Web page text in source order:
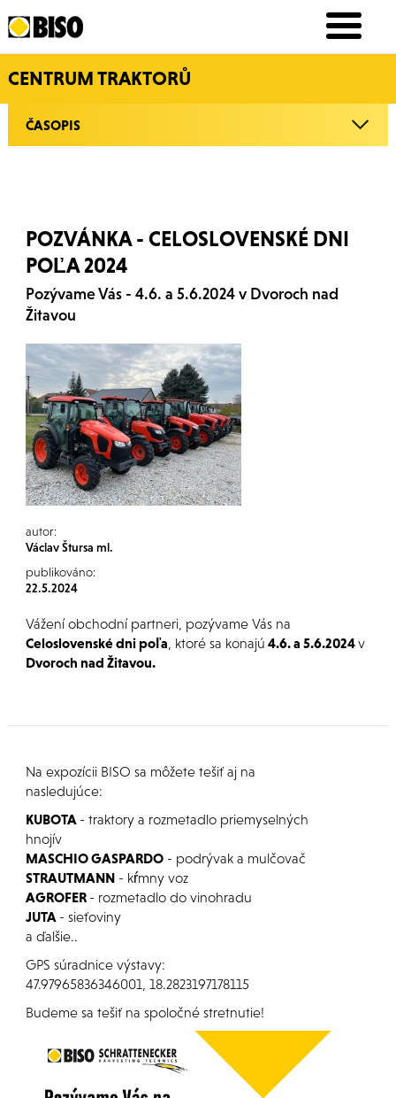
CENTRUM TRAKTORŮ
ČASOPIS
POZVÁNKA - CELOSLOVENSKÉ DNI
POĽA 2024
Pozývame Vás - 4.6. a 5.6.2024 v Dvoroch nad
Žitavou
autor:
Václav Štursa ml.
publikováno:
22.5.2024
Vážení obchodní partneri, pozývame Vás na
Celoslovenské dni poľa , ktoré sa konajú 4.6. a 5.6.2024v
Dvoroch nad Žitavou.
Na expozícii BISO sa môžete tešiť aj na
nasledujúce:
KUBOTA - traktory a rozmetadlo priemyselných
hnojív
MASCHIO GASPARDO- podrývak a mulčovač
STRAUTMANN- kŕmny voz
AGROFER - rozmetadlo do vinohradu
JUTA - sieťoviny
a ďalšie..
GPS súradnice výstavy:
47.97965836346001, 18.2823197178115
Budeme sa tešiť na spoločné stretnutie!